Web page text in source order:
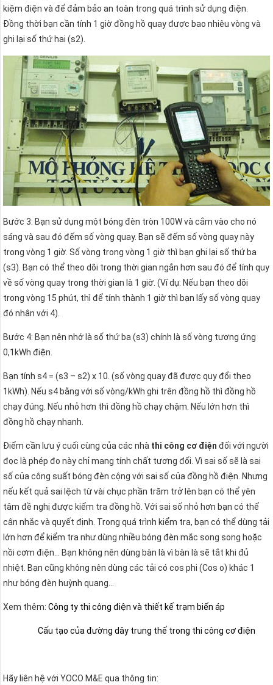
kiệm điện và để đảm bảo an toàn trong quá trình sử dụng điện.
Đồng thời bạn cần tính 1 giờ đồng hồ quay được bao nhiêu vòng và
ghi lại số thứ hai (s2).
Bước 3: Bạn sử dụng một bóng đèn tròn 100W và cắm vào cho nó
sáng và sau đó đếm số vòng quay. Bạn sẽ đếm số vòng quay này
trong vòng 1 giờ. Số vòng trong vòng 1 giờ thì bạn ghi lại số thứ ba
(s3). Bạn có thể theo dõi trong thời gian ngắn hơn sau đó để tính quy
về số vòng quay trong thời gian là 1 giờ. (Ví dụ: Nếu bạn theo dõi
trong vòng 15 phút, thì để tính thành 1 giờ thì bạn lấy số vòng quay
đó nhân với 4).
Bước 4: Bạn nên nhớ là số thứ ba (s3) chính là số vòng tương ứng
0,1kWh điện.
Bạn tính s4 = (s3 – s2) x 10. (số vòng quay đã được quy đổi theo
1kWh). Nếu s4 bằng với số vòng/kWh ghi trên đồng hồ thì đồng hồ
chạy đúng. Nếu nhỏ hơn thì đồng hồ chạy chậm. Nếu lớn hơn thì
đồng hồ chạy nhanh.
Điểm cần lưu ý cuối cùng của các nhà thi công cơ điện đối với người
đọc là phép đo này chỉ mang tính chất tương đối. Vì sai số sẽ là sai
số của công suất bóng đèn cộng với sai số của đồng hồ điện. Nhưng
nếu kết quả sai lệch từ vài chục phần trăm trở lên bạn có thể yên
tâm đề nghị được kiểm tra đồng hồ. Với sai số nhỏ hơn bạn có thể
cân nhắc và quyết định. Trong quá trình kiểm tra, bạn có thể dùng tải
lớn hơn để kiểm tra như dùng nhiều bóng đèn mắc song song hoặc
nồi cơm điện… Bạn không nên dùng bàn là vì bàn là sẽ tắt khi đủ
nhiệt. Bạn cũng không nên dùng các tải có cos phi (Cos o) khác 1
như bóng đèn huỳnh quang…
Xem thêm: Công ty thi công điện và thiết kế trạm biến áp
Cấu tạo của đường dây trung thế trong thi công cơ điện
Hãy liên hệ với YOCO M&E qua thông tin: